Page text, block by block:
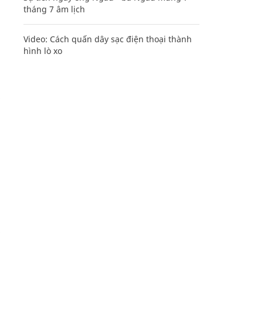
tháng 7 âm lịch
Video: Cách quấn dây sạc điện thoại thành
hình lò xo